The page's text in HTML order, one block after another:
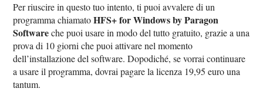
Per riuscire in questo tuo intento, ti puoi avvalere di un
programma chiamatoHFS+ for Windows by Paragon
Softwareche puoi usare in modo del tutto gratuito, grazie a una
prova di 10 giorni che puoi attivare nel momento
dell’installazione del software. Dopodiché, se vorrai continuare
a usare il programma, dovrai pagare la licenza 19,95 euro una
tantum.